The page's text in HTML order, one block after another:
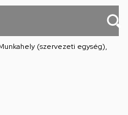
(szervezeti egység),